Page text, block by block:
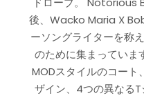
後、Wacko Maria X
ーソングライターを称
のために集まっていま
MODスタイルのコート
ザイン、4つの異なる